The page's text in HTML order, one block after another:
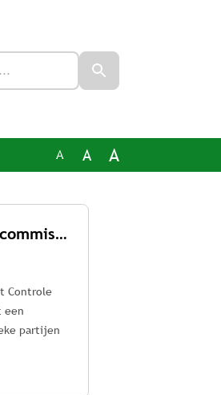
A A A
Verslagen Begeleidingscommissie Accountant Controle (BAC)
Controle
een
partijen